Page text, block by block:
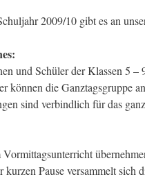
2009/10 gibt es an
und Schüler der Klassen 5
können die Ganztagsgruppe
sind verbindlich für das
kurzen Pause versammelt